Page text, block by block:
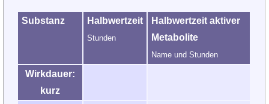
Substanz Halbwertzeit
Stunden
Halbwertzeit aktiver
Metabolite
Name und Stunden
Wirkdauer:
kurz